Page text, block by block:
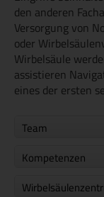
den anderen
Versorgung von
oder
Wirbelsäule
assistieren
eines der ersten
Team
Kompetenzen